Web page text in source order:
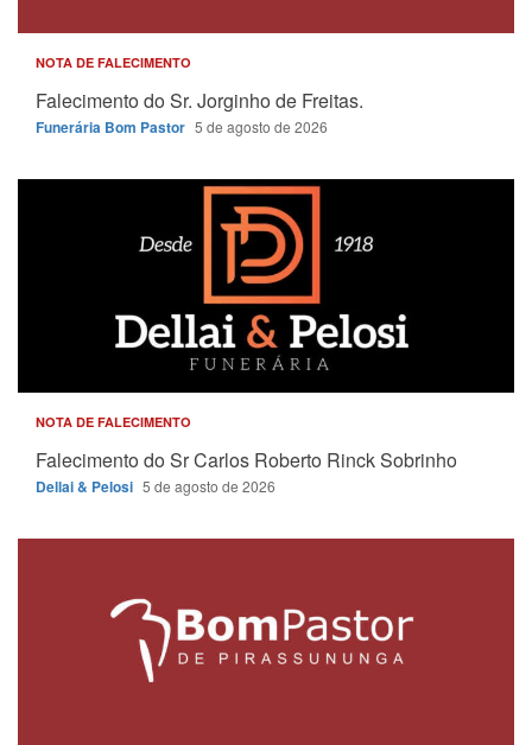
NOTA DE FALECIMENTO
Falecimento do Sr. Jorginho de Freitas.
Funerária Bom Pastor 5 de agosto de 2026
NOTA DE FALECIMENTO
Falecimento do Sr Carlos Roberto Rinck Sobrinho
Dellai & Pelosi 5 de agosto de 2026